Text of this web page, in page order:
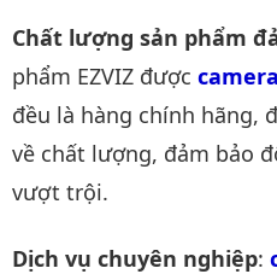
Chất lượng sản phẩm
phẩm EZVIZ được
đều là hàng chính hãng,
về chất lượng, đảm bảo
vượt trội.
Dịch vụ chuyên nghiệp: